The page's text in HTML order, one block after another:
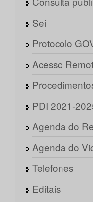
Sei
Protocolo
Acesso
PDI 2021-
Agenda do
Agenda do
Telefones
Editais